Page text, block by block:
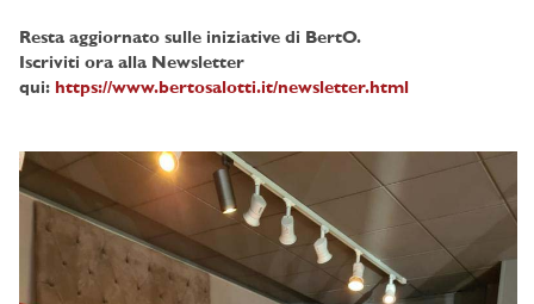
Resta aggiornato sulle iniziative di BertO.
Iscriviti ora alla Newsletter
qui: https://www.bertosalotti.it/newsletter.html